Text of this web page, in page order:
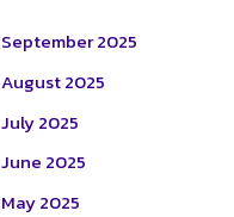
September 2025
August 2025
July 2025
June 2025
May 2025